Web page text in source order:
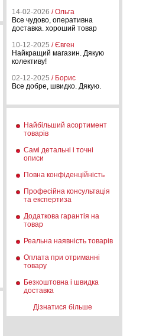
14-02-2026 / Ольга
Все чудово, оперативна
доставка. хороший товар
10-12-2025 / Євген
Найкращий магазин. Дякую
колективу!
02-12-2025 / Борис
Все добре, швидко. Дякую.
Найбільший асортимент
товарів
Самі детальні і точні
описи
Повна конфіденційність
Професійна консультація
та експертиза
Додаткова гарантія на
товар
Реальна наявність товарів
Оплата при отриманні
товару
Безкоштовна і швидка
доставка
Дізнатися більше